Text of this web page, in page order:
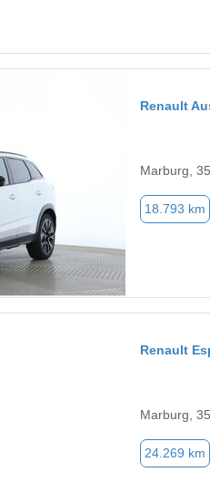
Renault
Marburg,
18.793 km
Renault
Marburg,
24.269 km